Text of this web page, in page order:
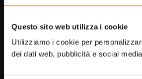
Questo sito web utilizza i cookie
Utilizziamo i cookie per
dei dati web, pubblicità e social